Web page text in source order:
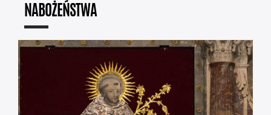
NABOŻEŃSTWA